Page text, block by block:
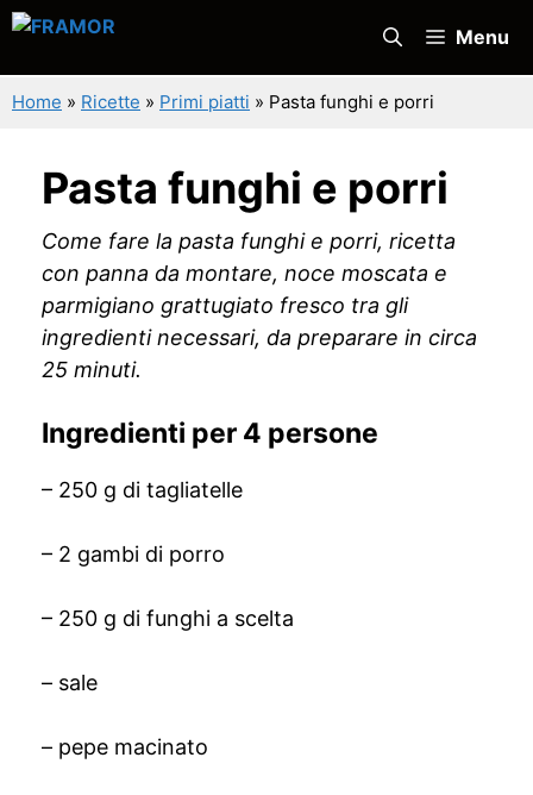
Vai
contenuto
Menu
Home » Ricette » Primi piatti » Pasta funghi e porri
Pasta funghi e porri
Come fare la pasta funghi e porri, ricetta
con panna da montare, noce moscata e
parmigiano grattugiato fresco tra gli
ingredienti necessari, da preparare in circa
25 minuti.
Ingredienti per 4 persone
– 250 g di tagliatelle
– 2 gambi di porro
– 250 g di funghi a scelta
– sale
– pepe macinato